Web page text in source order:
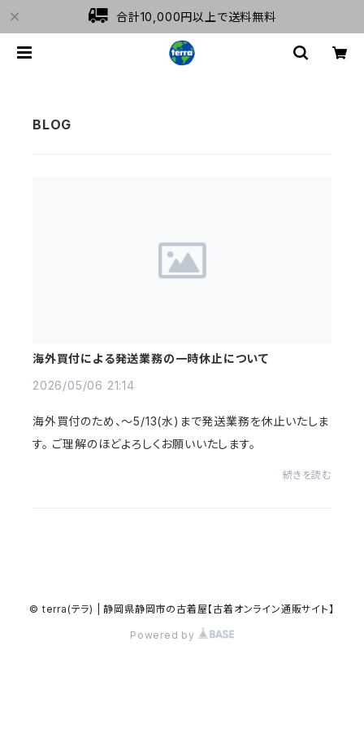
合計10,000円以上で送料無料
海外買付による発送業務の一時休止について
2026/05/06 21:14
海外買付のため、～5/13(水)まで発送業務を休止いたしま
す。 ご理解のほどよろしくお願いいたします。
続きを読む
© terra(テラ) | 静岡県静岡市の古着屋【古着オンライン通販サイト】
Powered by